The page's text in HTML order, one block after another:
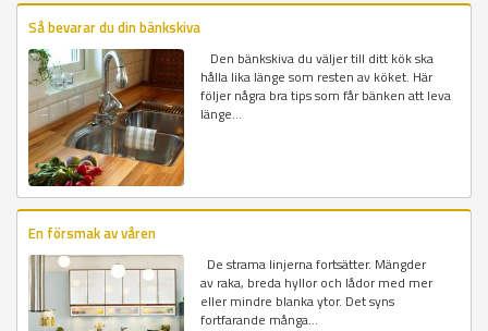
Så bevarar du din bänkskiva
Den bänkskiva du väljer till ditt kök ska
hålla lika länge som resten av köket. Här
följer några bra tips som får bänken att leva
länge...
En försmak av våren
De strama linjerna fortsätter. Mängder
av raka, breda hyllor och lådor med mer
eller mindre blanka ytor. Det syns
fortfarande många...